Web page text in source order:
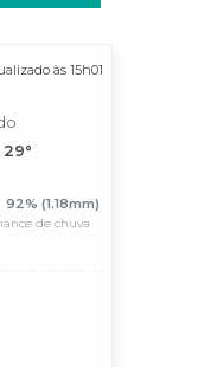
às 15h01
29°
92% (1.18mm)
de chuva